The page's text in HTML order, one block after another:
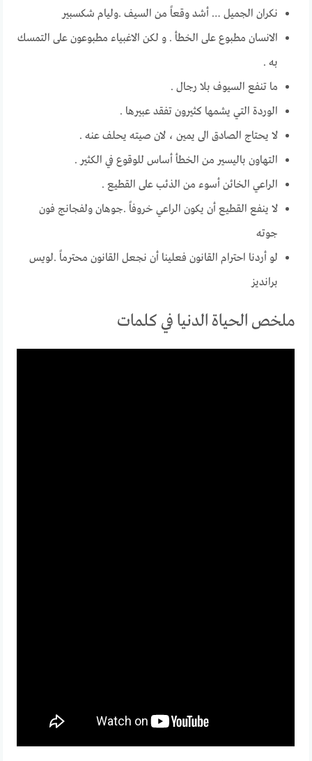
نكران الجميل … أشد وقعاً من السيف .وليام شكسبير
الانسان مطبوع على الخطأ . و لكن الاغبياء مطبوعون على التمسك
به .
ما تـنفع السيوف بلا رجال .
الوردة التي يشمها كثيرون تفقد عبـيرها .
لا يحتاج الصادق الى يمين ، لان صيته يحلف عنه .
التهاون باليسير من الخطأ أساس للوقوع في الكثير .
الراعي الخائن أسوء من الذئب على القطيع .
لا ينفع القطيع أن يكون الراعي خروفاً .جوهان ولفجانج فون
جوته
لو أردنا احترام القانون فعلينا أن نجعل القانون محترماً .لويس
برانديز
ملخص الحياة الدنيا في كلمات